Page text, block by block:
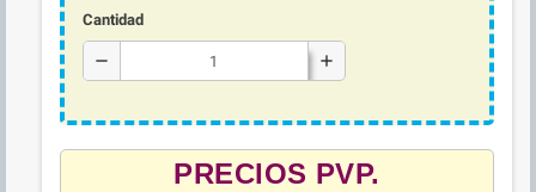
Cantidad
remove add
PRECIOS PVP.